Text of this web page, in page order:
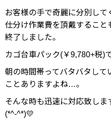
お客様の手で奇麗に分別して
仕分け作業費を頂戴するこ
終了しました。
カゴ台車パック(￥9,780+税)
朝の時間帯ってバタバタして
ことありますよね…。
そんな時も迅速に対応致し
(*^-^*)💛